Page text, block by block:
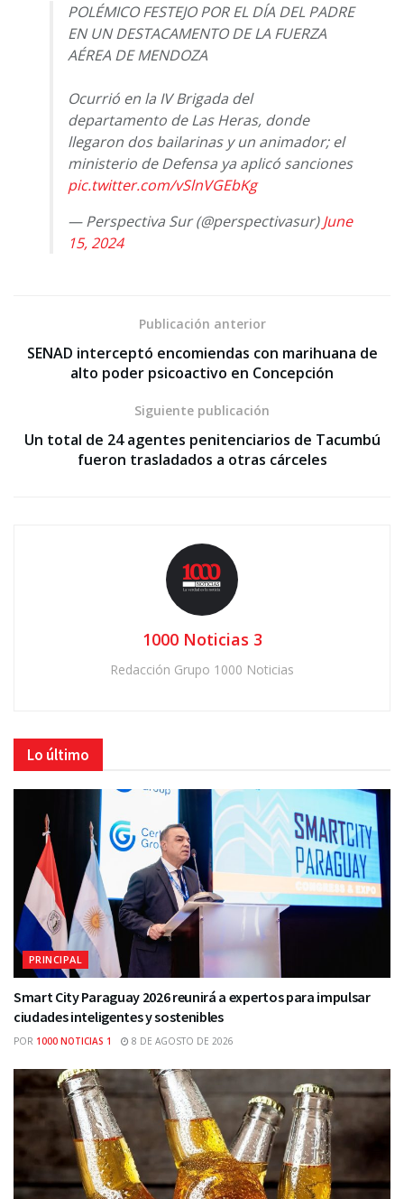
POLÉMICO FESTEJO POR EL DÍA DEL PADRE
EN UN DESTACAMENTO DE LA FUERZA
AÉREA DE MENDOZA
Ocurrió en la IV Brigada del
departamento de Las Heras, donde
llegaron dos bailarinas y un animador; el
ministerio de Defensa ya aplicó sanciones
pic.twitter.com/vSlnVGEbKg
— Perspectiva Sur (@perspectivasur)June
15, 2024
Publicación anterior
SENAD interceptó encomiendas con marihuana de
alto poder psicoactivo en Concepción
Siguiente publicación
Un total de 24 agentes penitenciarios de Tacumbú
fueron trasladados a otras cárceles
1000 Noticias 3
Redacción Grupo 1000 Noticias
Lo último
PRINCIPAL
Smart City Paraguay 2026 reunirá a expertos para impulsar
ciudades inteligentes y sostenibles
POR 1000 NOTICIAS 1 8 DE AGOSTO DE 2026